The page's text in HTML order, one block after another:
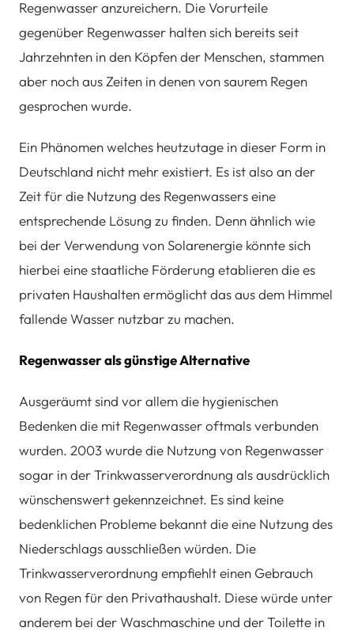
Regenwasser anzureichern. Die Vorurteile
gegenüber Regenwasser halten sich bereits seit
Jahrzehnten in den Köpfen der Menschen, stammen
aber noch aus Zeiten in denen von saurem Regen
gesprochen wurde.
Ein Phänomen welches heutzutage in dieser Form in
Deutschland nicht mehr existiert. Es ist also an der
Zeit für die Nutzung des Regenwassers eine
entsprechende Lösung zu finden. Denn ähnlich wie
bei der Verwendung von Solarenergie könnte sich
hierbei eine staatliche Förderung etablieren die es
privaten Haushalten ermöglicht das aus dem Himmel
fallende Wasser nutzbar zu machen.
Regenwasser als günstige Alternative
Ausgeräumt sind vor allem die hygienischen
Bedenken die mit Regenwasser oftmals verbunden
wurden. 2003 wurde die Nutzung von Regenwasser
sogar in der Trinkwasserverordnung als ausdrücklich
wünschenswert gekennzeichnet. Es sind keine
bedenklichen Probleme bekannt die eine Nutzung des
Niederschlags ausschließen würden. Die
Trinkwasserverordnung empfiehlt einen Gebrauch
von Regen für den Privathaushalt. Diese würde unter
anderem bei der Waschmaschine und der Toilette in